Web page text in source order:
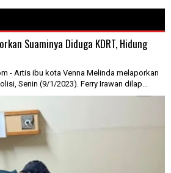
Suaminya Diduga KDRT, Hidung
- Artis ibu kota Venna Melinda melaporkan
Senin (9/1/2023). Ferry Irawan dilap...